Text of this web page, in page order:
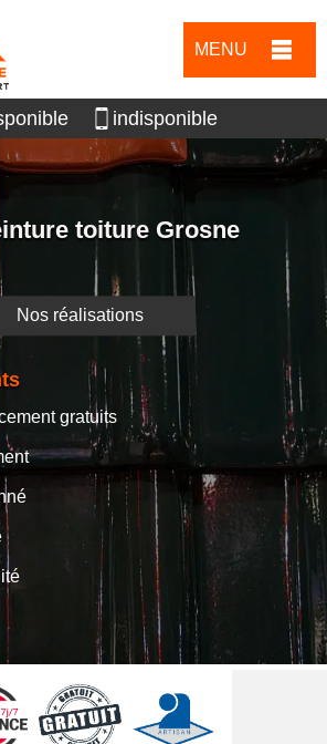
MENU
indisponible
toiture Grosne
Nos réalisations
gratuits